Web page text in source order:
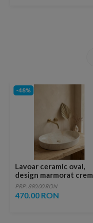
-48%
Lavoar ceramic oval,
design marmorat crem
lucios cu vene aurii,
ventil inclus
PRP: 890.00 RON
470.00 RON